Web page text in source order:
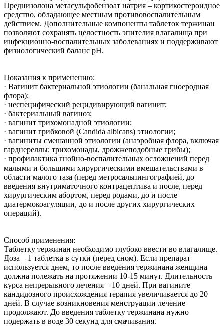
Преднизолона метасульфобензоат натрия – кортикостероидное
средство, обладающее местным противовоспалительным
действием. Дополнительные компоненты таблеток тержинан
позволяют сохранять целостность эпителия влагалища при
инфекционно-воспалительных заболеваниях и поддерживают
физиологический баланс рН.
Показания к применению:
· Вагинит бактериальной этиологии (банальная гноеродная
флора);
· неспецифический рецидивирующий вагинит;
· бактериальный вагиноз;
· вагинит трихомонадной этиологии;
· вагинит грибковой (Candida albicans) этиологии;
· вагиниты смешанной этиологии (анаэробная флора, включая
гарднереллы; трихомонады, дрожжеподобные грибы);
· профилактика гнойно-воспалительных осложнений перед
малыми и большими хирургическими вмешательствами в
области малого таза (перед метросальпингографией, до
введения внутриматочного контрацептива и после, перед
хирургическим абортом, перед родами, до и после
диатермокоагуляции, до и после других хирургических
операций).
Способ применения:
Таблетку тержинан необходимо глубоко ввести во влагалище.
Доза – 1 таблетка в сутки (перед сном). Если препарат
используется днем, то после введения тержинана женщина
должна полежать на протяжении 10-15 минут. Длительность
курса непрерывного лечения – 10 дней. При вагините
кандидозного происхождения терапия увеличивается до 20
дней. В случае возникновения менструации лечение
продолжают. До введения таблетку тержинана нужно
подержать в воде 30 секунд для смачивания.